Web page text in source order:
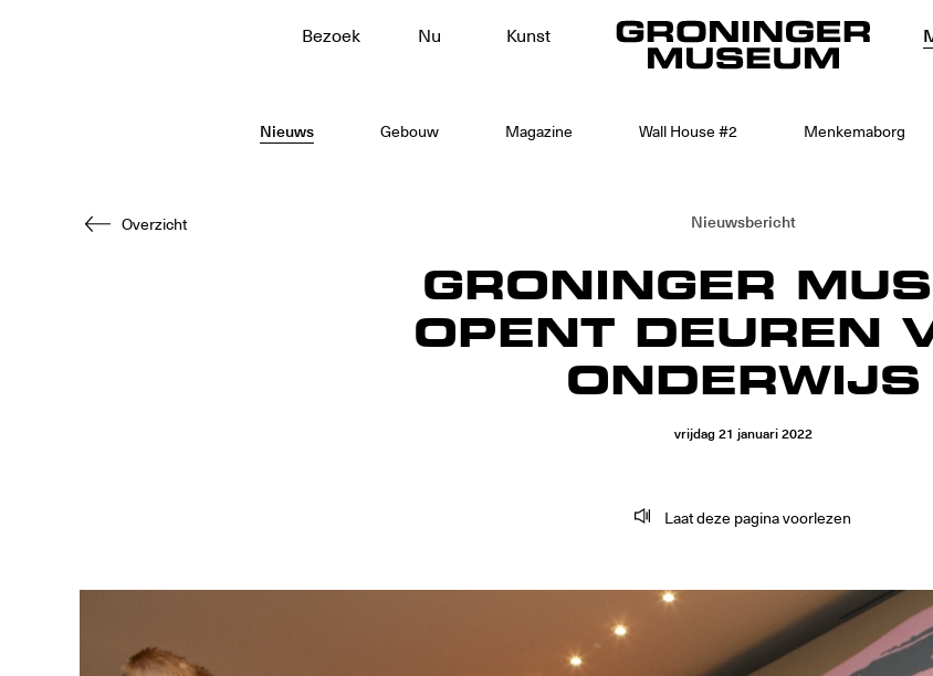
Bezoek Nu Kunst
Nieuws Gebouw Magazine Wall House #2 Menkemaborg
Overzicht Nieuwsbericht
GRONINGER
OPENT DEUREN
ONDERWIJS
vrijdag 21 januari 2022
Laat deze pagina voorlezen